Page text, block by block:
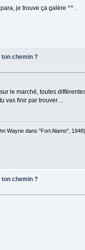
je trouve ça galère ^^ .
chemin ?
le marché, toutes
vas finir par trouver…
Wayne dans "Fort Alamo", 1948)
chemin ?